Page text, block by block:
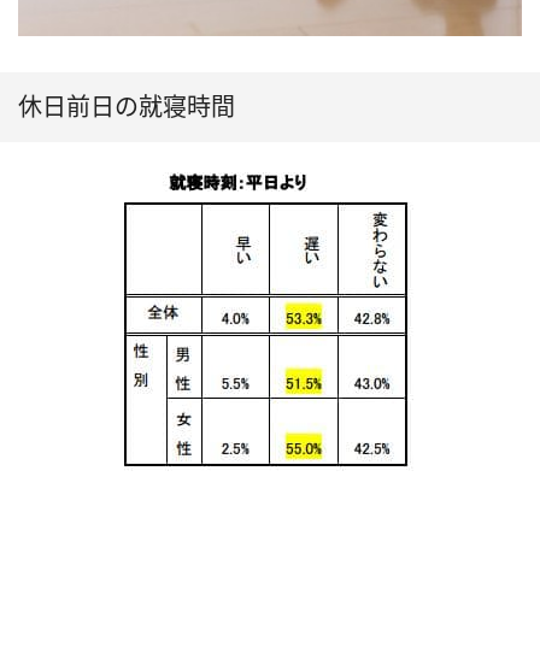
休日前日の就寝時間